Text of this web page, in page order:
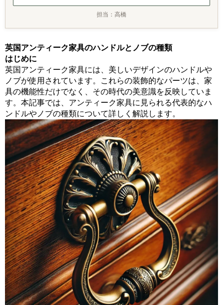
担当：高橋
英国アンティーク家具のハンドルとノブの種類
はじめに
英国アンティーク家具には、美しいデザインのハンドルや
ノブが使用されています。これらの装飾的なパーツは、家
具の機能性だけでなく、その時代の美意識を反映していま
す。本記事では、アンティーク家具に見られる代表的なハ
ンドルやノブの種類について詳しく解説します。